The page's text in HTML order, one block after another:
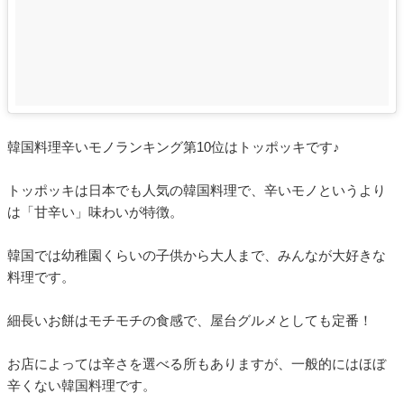
韓国料理辛いモノランキング第10位はトッポッキです♪
トッポッキは日本でも人気の韓国料理で、辛いモノというより
は「甘辛い」味わいが特徴。
韓国では幼稚園くらいの子供から大人まで、みんなが大好きな
料理です。
細長いお餅はモチモチの食感で、屋台グルメとしても定番！
お店によっては辛さを選べる所もありますが、一般的にはほぼ
辛くない韓国料理です。